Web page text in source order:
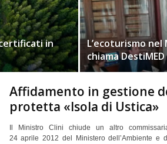
in
L’ecoturismo
chiama DestiMED
Affidamento in gestione
protetta «Isola di Ustica»
Il Ministro Clini chiude un altro
24 aprile 2012 del Ministero dell’Ambiente e